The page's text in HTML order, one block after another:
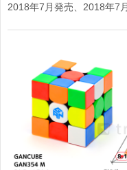
2018年7月発売、2018年7